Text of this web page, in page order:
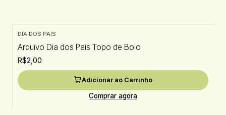
DIA DOS PAIS
Arquivo Dia dos Pais Topo de Bolo
R$2,00
Adicionar ao Carrinho
Comprar agora